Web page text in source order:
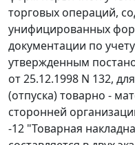
торговых операций,
унифицированных
документации по
утвержденным
от 25.12.1998 N 132,
(отпуска) товарно -
сторонней
-12 "Товарная